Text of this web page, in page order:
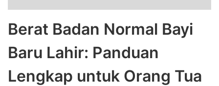
Berat Badan Normal Bayi
Baru Lahir: Panduan
Lengkap untuk Orang Tua